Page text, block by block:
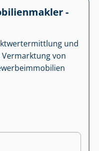
-
und
von